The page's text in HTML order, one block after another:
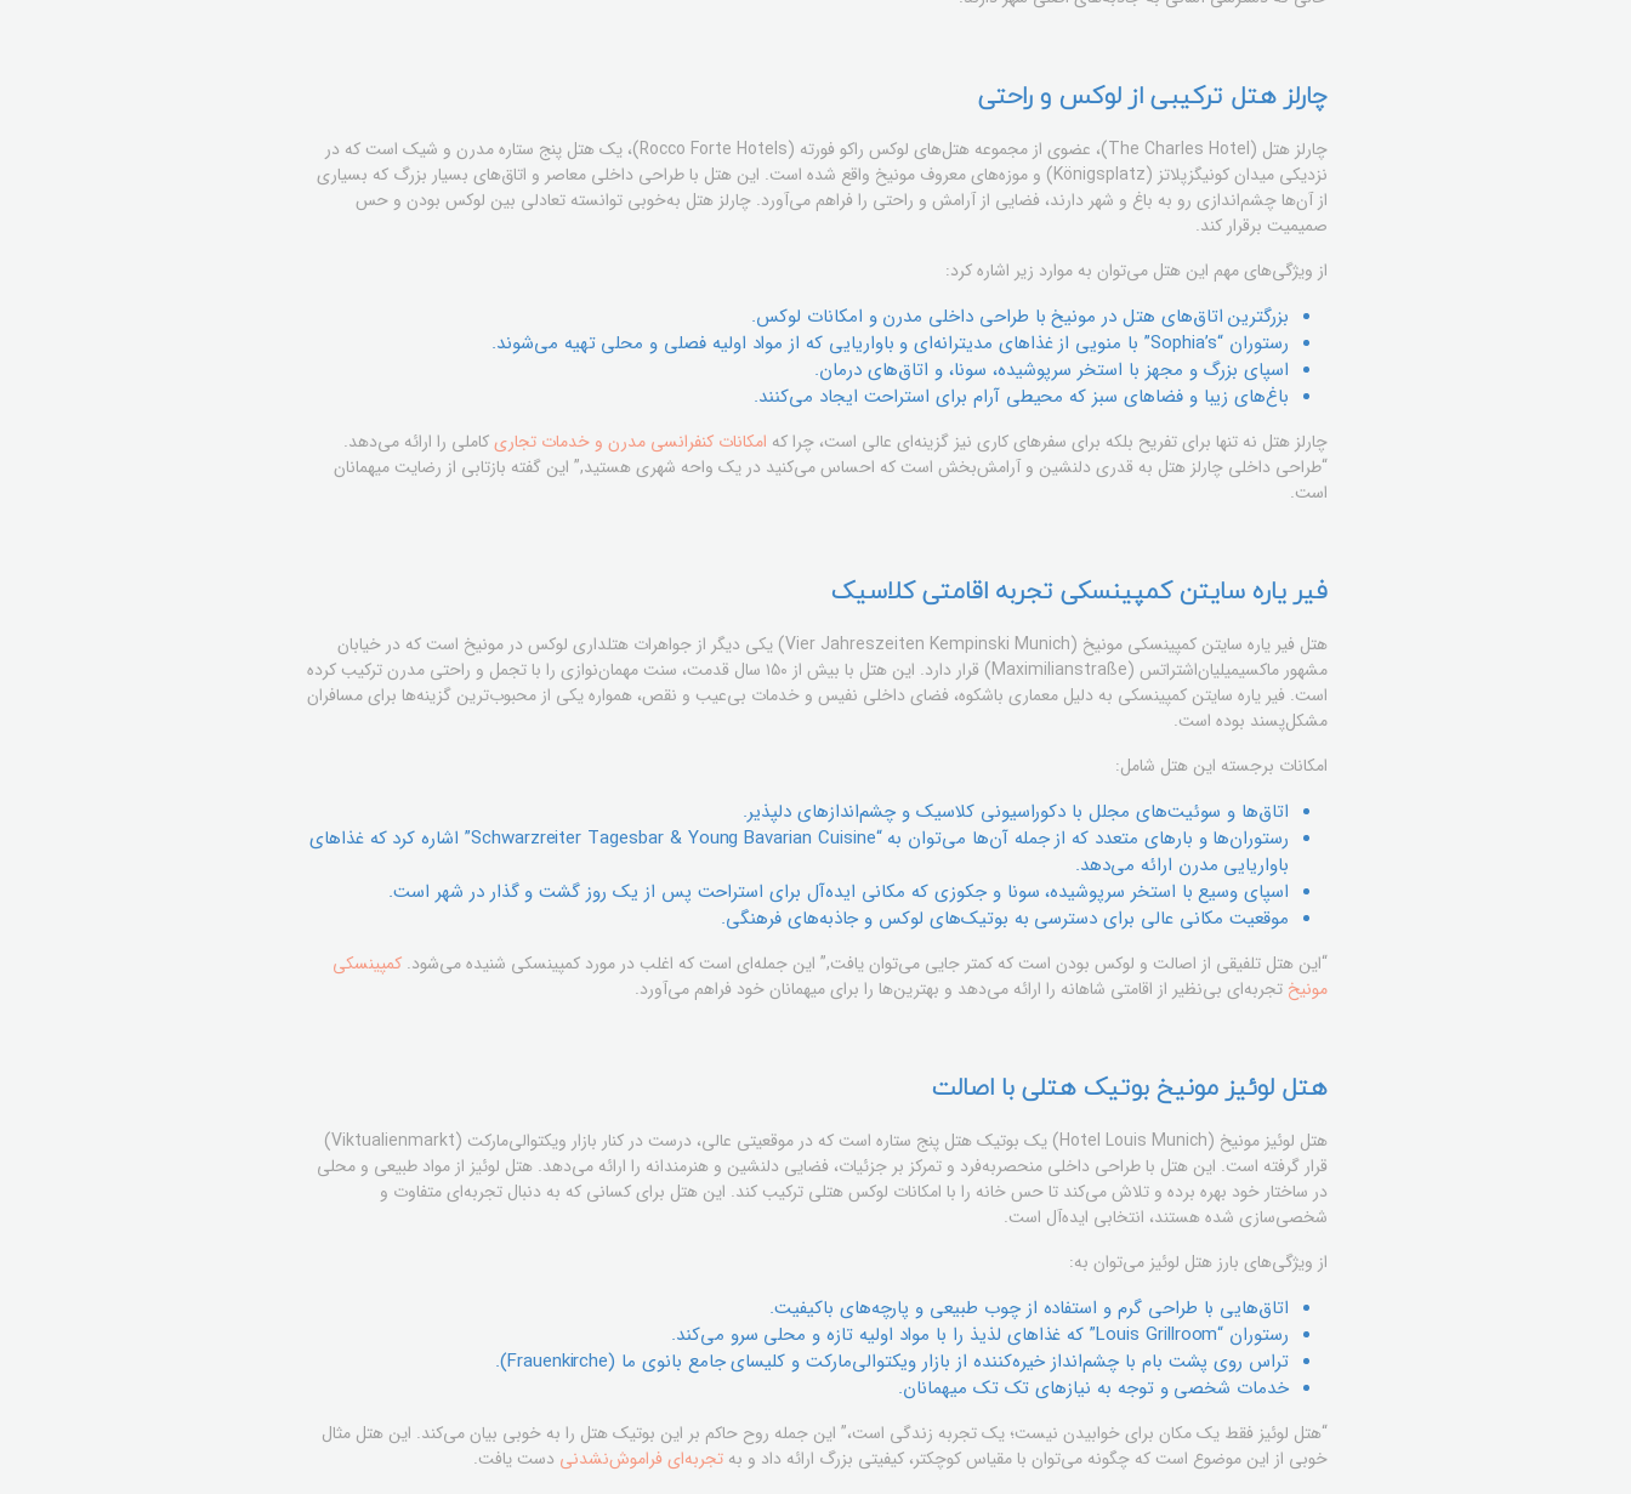
چارلز هتل ترکیبی از لوکس و راحتی
چارلز هتل (The Charles Hotel)، عضوی از مجموعه هتل‌های لوکس راکو فورته (Rocco Forte Hotels)، یک هتل پنج ستاره مدرن و شیک است که در
نزدیکی میدان کونیگزپلاتز (Königsplatz) و موزه‌های معروف مونیخ واقع شده است. این هتل با طراحی داخلی معاصر و اتاق‌های بسیار بزرگ که بسیاری
از آن‌ها چشم‌اندازی رو به باغ و شهر دارند، فضایی از آرامش و راحتی را فراهم می‌آورد. چارلز هتل به‌خوبی توانسته تعادلی بین لوکس بودن و حس
صمیمیت برقرار کند.
از ویژگی‌های مهم این هتل می‌توان به موارد زیر اشاره کرد:
بزرگترین اتاق‌های هتل در مونیخ با طراحی داخلی مدرن و امکانات لوکس.
رستوران “Sophia’s” با منویی از غذاهای مدیترانه‌ای و باواریایی که از مواد اولیه فصلی و محلی تهیه می‌شوند.
اسپای بزرگ و مجهز با استخر سرپوشیده، سونا، و اتاق‌های درمان.
باغ‌های زیبا و فضاهای سبز که محیطی آرام برای استراحت ایجاد می‌کنند.
چارلز هتل نه تنها برای تفریح بلکه برای سفرهای کاری نیز گزینه‌ای عالی است، چرا که امکانات کنفرانسی مدرن و خدمات تجاریکاملی را ارائه می‌دهد.
“طراحی داخلی چارلز هتل به قدری دلنشین و آرامش‌بخش است که احساس می‌کنید در یک واحه شهری هستید,” این گفته بازتابی از رضایت میهمانان
است.
فیر یاره سایتن کمپینسکی تجربه اقامتی کلاسیک
هتل فیر یاره سایتن کمپینسکی مونیخ (Vier Jahreszeiten Kempinski Munich) یکی دیگر از جواهرات هتلداری لوکس در مونیخ است که در خیابان
مشهور ماکسیمیلیان‌اشتراتس (Maximilianstraße) قرار دارد. این هتل با بیش از ۱۵۰ سال قدمت، سنت مهمان‌نوازی را با تجمل و راحتی مدرن ترکیب کرده
است. فیر یاره سایتن کمپینسکی به دلیل معماری باشکوه، فضای داخلی نفیس و خدمات بی‌عیب و نقص، همواره یکی از محبوب‌ترین گزینه‌ها برای مسافران
مشکل‌پسند بوده است.
امکانات برجسته این هتل شامل:
اتاق‌ها و سوئیت‌های مجلل با دکوراسیونی کلاسیک و چشم‌اندازهای دلپذیر.
رستوران‌ها و بارهای متعدد که از جمله آن‌ها می‌توان به “Schwarzreiter Tagesbar & Young Bavarian Cuisine” اشاره کرد که غذاهای
باواریایی مدرن ارائه می‌دهد.
اسپای وسیع با استخر سرپوشیده، سونا و جکوزی که مکانی ایده‌آل برای استراحت پس از یک روز گشت و گذار در شهر است.
موقعیت مکانی عالی برای دسترسی به بوتیک‌های لوکس و جاذبه‌های فرهنگی.
“این هتل تلفیقی از اصالت و لوکس بودن است که کمتر جایی می‌توان یافت,” این جمله‌ای است که اغلب در مورد کمپینسکی شنیده می‌شود. کمپینسکی
مونیخ تجربه‌ای بی‌نظیر از اقامتی شاهانه را ارائه می‌دهد و بهترین‌ها را برای میهمانان خود فراهم می‌آورد.
هتل لوئیز مونیخ بوتیک هتلی با اصالت
هتل لوئیز مونیخ (Hotel Louis Munich) یک بوتیک هتل پنج ستاره است که در موقعیتی عالی، درست در کنار بازار ویکتوالی‌مارکت (Viktualienmarkt)
قرار گرفته است. این هتل با طراحی داخلی منحصربه‌فرد و تمرکز بر جزئیات، فضایی دلنشین و هنرمندانه را ارائه می‌دهد. هتل لوئیز از مواد طبیعی و محلی
در ساختار خود بهره برده و تلاش می‌کند تا حس خانه را با امکانات لوکس هتلی ترکیب کند. این هتل برای کسانی که به دنبال تجربه‌ای متفاوت و
شخصی‌سازی شده هستند، انتخابی ایده‌آل است.
از ویژگی‌های بارز هتل لوئیز می‌توان به:
اتاق‌هایی با طراحی گرم و استفاده از چوب طبیعی و پارچه‌های باکیفیت.
رستوران “Louis Grillroom” که غذاهای لذیذ را با مواد اولیه تازه و محلی سرو می‌کند.
تراس روی پشت بام با چشم‌انداز خیره‌کننده از بازار ویکتوالی‌مارکت و کلیسای جامع بانوی ما (Frauenkirche).
خدمات شخصی و توجه به نیازهای تک تک میهمانان.
“هتل لوئیز فقط یک مکان برای خوابیدن نیست؛ یک تجربه زندگی است،” این جمله روح حاکم بر این بوتیک هتل را به خوبی بیان می‌کند. این هتل مثال
خوبی از این موضوع است که چگونه می‌توان با مقیاس کوچکتر، کیفیتی بزرگ ارائه داد و به تجربه‌ای فراموش‌نشدنی دست یافت.